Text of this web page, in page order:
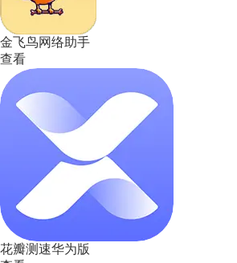
金飞鸟网络助手
查看
花瓣测速华为版